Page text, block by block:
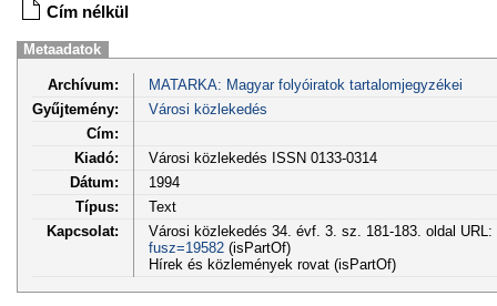
Cím nélkül
Metaadatok
Archívum:
MATARKA: Magyar folyóiratok tartalomjegyzékei
Gyűjtemény:
Városi közlekedés
Cím:
Kiadó:
Városi közlekedés ISSN 0133-0314
Dátum:
1994
Típus:
Text
Kapcsolat:
Városi közlekedés 34. évf. 3. sz. 181-183. oldal URL:
fusz=19582(isPartOf)
Hírek és közlemények rovat (isPartOf)